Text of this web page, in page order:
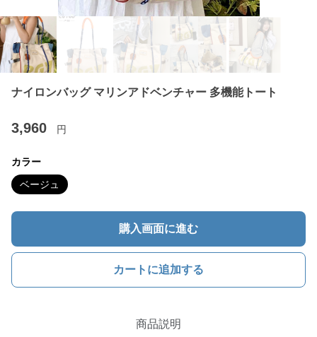
ナイロンバッグ マリンアドベンチャー 多機能トート
3,960 円
カラー
ベージュ
購入画面に進む
カートに追加する
商品説明